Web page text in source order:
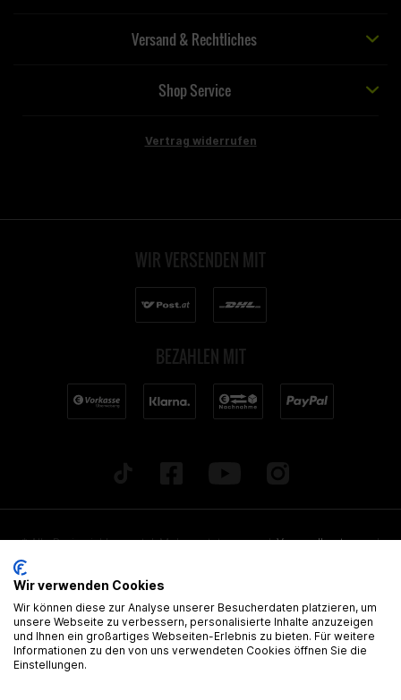
Versand & Rechtliches
Shop Service
Vertrag widerrufen
WIR VERSENDEN MIT
BEZAHLEN MIT
* Alle Preise inkl. gesetzl. Mehrwertsteuer zzgl.Versandkostenund
angegebenen Lieferzeiten beziehen sich auf Deutschland!
Alle Artikel sind, wenn nicht anders gekennzeichnet, ohne
gültige Zulassung
Wir verwenden Cookies
Wir können diese zur Analyse unserer Besucherdaten platzieren, um
unsere Webseite zu verbessern, personalisierte Inhalte anzuzeigen
und Ihnen ein großartiges Webseiten-Erlebnis zu bieten. Für weitere
Informationen zu den von uns verwendeten Cookies öffnen Sie die
Einstellungen.